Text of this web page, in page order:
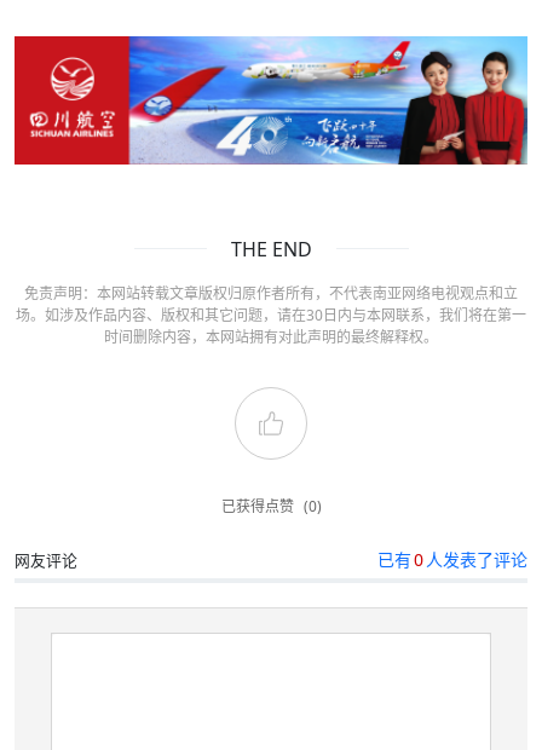
THE END
免责声明：本网站转载文章版权归原作者所有，不代表南亚网络电视观点和立
场。如涉及作品内容、版权和其它问题，请在30日内与本网联系，我们将在第一
时间删除内容，本网站拥有对此声明的最终解释权。
已获得点赞 (0)
网友评论 已有0 人发表了评论